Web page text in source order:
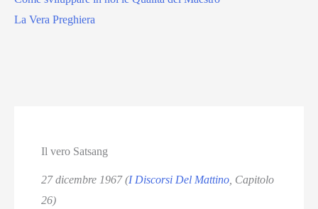
La Vera Preghiera
Il vero Satsang
27 dicembre 1967 (I Discorsi Del Mattino , Capitolo
26)